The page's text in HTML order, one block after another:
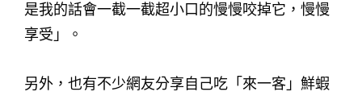
是我的話會一截一截超小口的慢慢咬掉它，慢慢
享受」。
另外，也有不少網友分享自己吃「來一客」鮮蝦